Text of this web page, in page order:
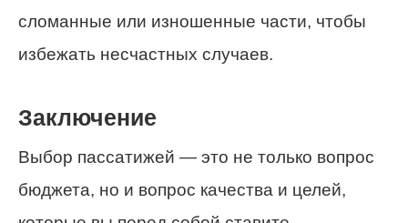
сломанные или изношенные части, чтобы
избежать несчастных случаев.
Заключение
Выбор пассатижей — это не только вопрос
бюджета, но и вопрос качества и целей,